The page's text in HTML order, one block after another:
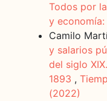
Todos por
y
Camilo
y salarios
del siglo
1893 ,
(2022)